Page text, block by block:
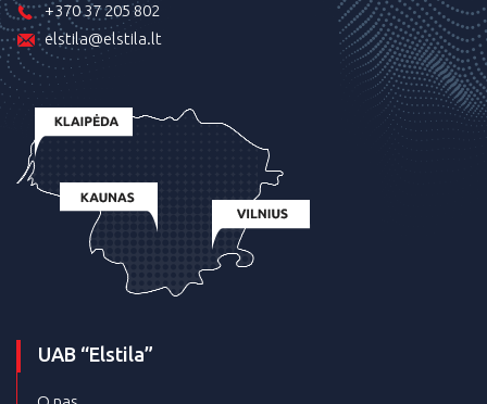
+370 37 205 802
elstila@elstila.lt
UAB “Elstila”